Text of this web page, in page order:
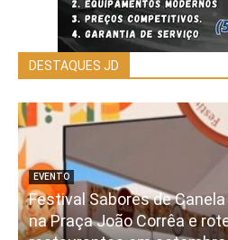
DESTAQUES JD
EVENTO
Festival Sabores de
na Praça João Corrêa e